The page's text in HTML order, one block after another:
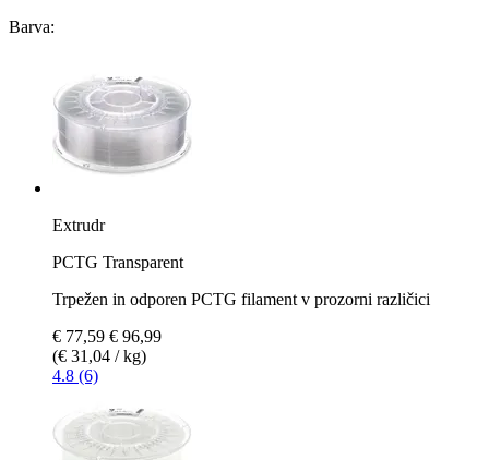
Barva:
Extrudr
PCTG Transparent
Trpežen in odporen PCTG filament v prozorni različici
€ 77,59 € 96,99
(€ 31,04 / kg)
4.8 (6)